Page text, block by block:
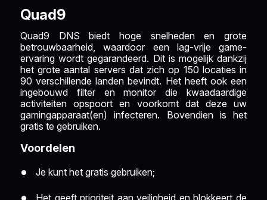
Quad9
Quad9 DNS biedt hoge snelheden en grote
betrouwbaarheid, waardoor een lag-vrije game-
ervaring wordt gegarandeerd. Dit is mogelijk dankzij
het grote aantal servers dat zich op 150 locaties in
90 verschillende landen bevindt. Het heeft ook een
ingebouwd filter en monitor die kwaadaardige
activiteiten opspoort en voorkomt dat deze uw
gamingapparaat(en) infecteren. Bovendien is het
gratis te gebruiken.
Voordelen
Je kunt het gratis gebruiken;
Het geeft prioriteit aan veiligheid en blokkeert de